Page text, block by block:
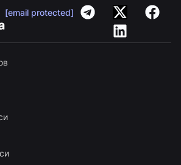
[email protected]